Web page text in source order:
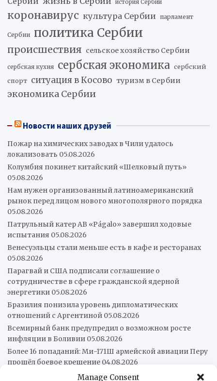
Manage Consent
история Сербии
коронавирус культура Сербии парламент
Сербии политика Сербии
происшествия сельское хозяйство Сербии
сербская кухня сербская экономика сербский
спорт ситуация в Косово туризм в Сербии
экономика Сербии
Новости наших друзей
Пожар на химических заводах в Чили удалось
локализовать 05.08.2026
Колумбия покинет китайский «Шелковый путь»
05.08.2026
Нам нужен организованный латиноамериканский
рынок перед лицом нового многополярного порядка
05.08.2026
Патрульный катер AB «Págalo» завершил ходовые
испытания 05.08.2026
Венесуэльцы стали меньше есть в кафе и ресторанах
05.08.2026
Парагвай и США подписали соглашение о
сотрудничестве в сфере гражданской ядерной
энергетики 05.08.2026
Бразилия понизила уровень дипломатических
отношений с Аргентиной 05.08.2026
Всемирный банк предупредил о возможном росте
инфляции в Боливии 05.08.2026
Более 16 попаданий: Ми-171Ш армейской авиации Перу
прошёл боевое крещение 04.08.2026
Подоплёка убийств журналистов в Мексике
04.08.2026